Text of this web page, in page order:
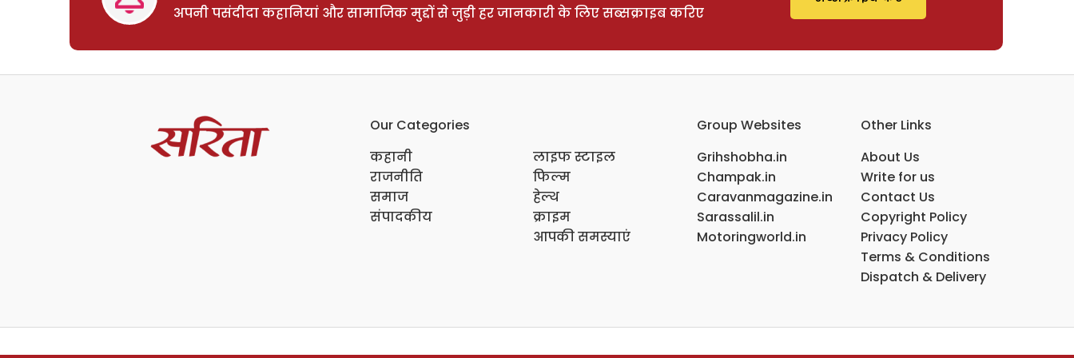
अपनी पसंदीदा कहानियां और सामाजिक मुद्दों से जुड़ी हर जानकारी के लिए सब्सक्राइब करिए
Our Categories
कहानी
राजनीति
समाज
संपादकीय
लाइफ स्टाइल
फिल्म
हेल्थ
क्राइम
आपकी समस्याएं
Group Websites
Grihshobha.in
Champak.in
Caravanmagazine.in
Sarassalil.in
Motoringworld.in
Other Links
About Us
Write for us
Contact Us
Copyright Policy
Privacy Policy
Terms & Conditions
Dispatch & Delivery